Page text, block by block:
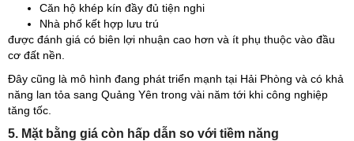
Căn hộ khép kín đầy đủ tiện nghi
Nhà phố kết hợp lưu trú
được đánh giá có biên lợi nhuận cao hơn và ít phụ thuộc vào đầu
cơ đất nền.
Đây cũng là mô hình đang phát triển mạnh tại Hải Phòng và có khả
năng lan tỏa sang Quảng Yên trong vài năm tới khi công nghiệp
tăng tốc.
5. Mặt bằng giá còn hấp dẫn so với tiềm năng